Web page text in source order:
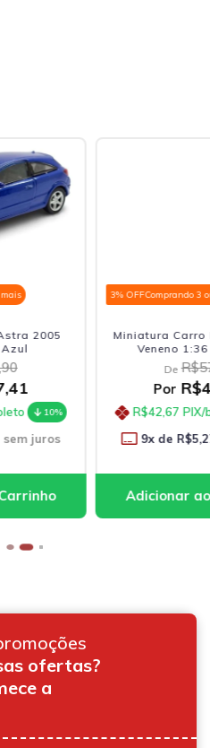
Comprando 3 ou mais
Miniatura Carro
Veneno 1:36 Chumbo
R$57,90
R$47,41
R$42,67 PIX/boleto
R$5,27sem
ofertas?
a